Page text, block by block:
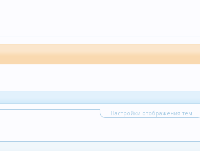
Настройки отображения тем